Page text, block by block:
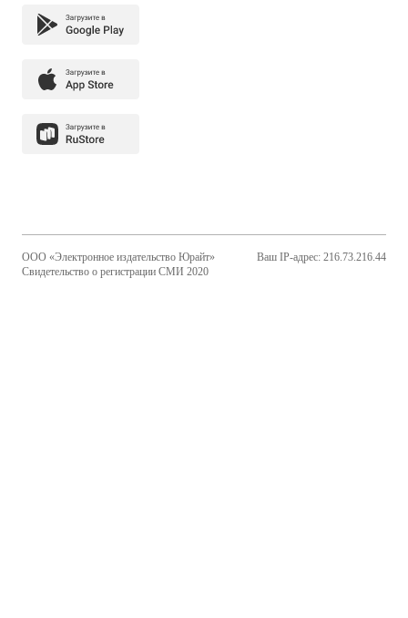
ООО «Электронное издательство Юрайт»
Свидетельство о регистрации СМИ 2020
Ваш IP-адрес: 216.73.216.44